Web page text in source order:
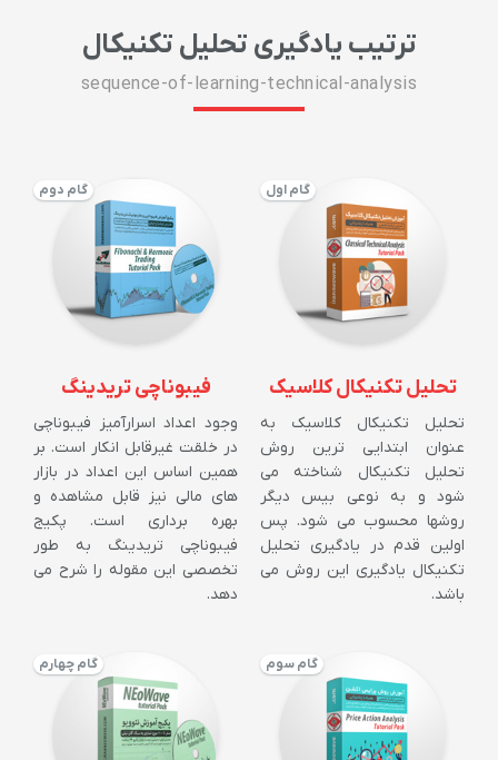
ترتیب یادگیری تحلیل تکنیکال
sequence-of-learning-technical-analysis
تحلیل تکنیکال کلاسیک
تحلیل تکنیکال کلاسیک به
عنوان ابتدایی ترین روش
تحلیل تکنیکال شناخته می
شود و به نوعی بیس دیگر
روشها محسوب می شود. پس
اولین قدم در یادگیری تحلیل
تکنیکال یادگیری این روش می
باشد.
گام اول
فیبوناچی تریدینگ
وجود اعداد اسرارآمیز فیبوناچی
در خلقت غیرقابل انکار است. بر
همین اساس این اعداد در بازار
های مالی نیز قابل مشاهده و
بهره برداری است. پکیج
فیبوناچی تریدینگ به طور
تخصصی این مقوله را شرح می
دهد.
گام دوم
گام سوم گام چهارم